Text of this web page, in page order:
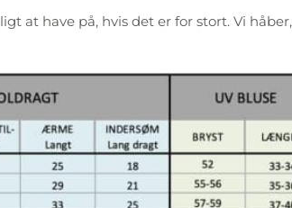
at have på, hvis det er for stort. Vi